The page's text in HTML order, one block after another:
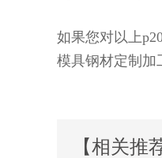
如果您对以上
模具钢材定制加
【相关推